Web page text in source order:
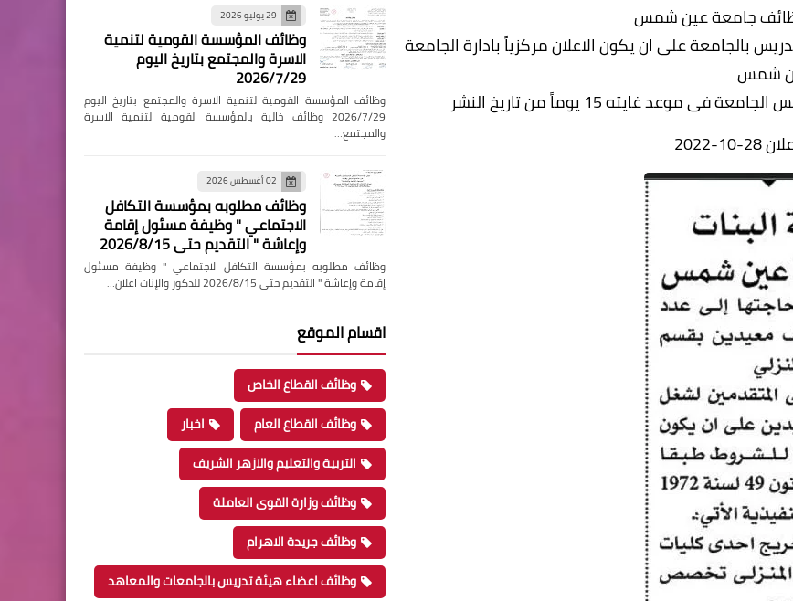
جامعة عين شمس
بالجامعة على ان يكون الاعلان مركزياً بادارة الجامعة
شمس
غايته 15 يوماً من تاريخ النشر
2022
29 يوليو 2026
وظائف المؤسسة القومية لتنمية
الاسرة والمجتمع بتاريخ اليوم
2026/7/29
وظائف المؤسسة القومية لتنمية الاسرة والمجتمع بتاريخ اليوم
2026/7/29 وظائف خالية بالمؤسسة القومية لتنمية الاسرة
والمجتمع…
02 أغسطس 2026
وظائف مطلوبه بمؤسسة التكافل
الاجتماعي " وظيفة مسئول إقامة
وإعاشة " التقديم حتى 2026/8/15
وظائف مطلوبه بمؤسسة التكافل الاجتماعي " وظيفة مسئول
إقامة وإعاشة " التقديم حتى 2026/8/15 للذكور والإناث اعلان…
اقسام الموقع
وظائف القطاع الخاص
وظائف القطاع العام
اخبار
التربية والتعليم والازهر الشريف
وظائف وزارة القوى العاملة
وظائف جريدة الاهرام
وظائف اعضاء هيئة تدريس بالجامعات والمعاهد